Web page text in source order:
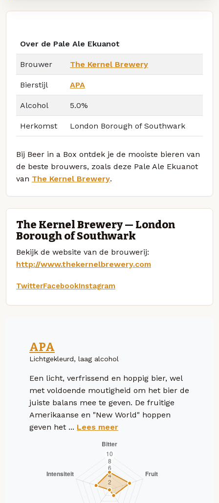
Over de Pale Ale Ekuanot
Brouwer The Kernel Brewery
Bierstijl APA
Alcohol 5.0%
Herkomst London Borough of Southwark
Bij Beer in a Box ontdek je de mooiste bieren van
de beste brouwers, zoals deze Pale Ale Ekuanot
van The Kernel Brewery.
The Kernel Brewery — London
Borough of Southwark
Bekijk de website van de brouwerij:
http://www.thekernelbrewery.com
TwitterFacebookInstagram
APA
Lichtgekleurd, laag alcohol
Een licht, verfrissend en hoppig bier, wel
met voldoende moutigheid om het bier de
juiste balans mee te geven. De fruitige
Amerikaanse en "New World" hoppen
geven het ... Lees meer